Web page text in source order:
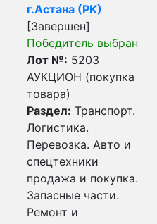
г.Астана (РК)
[Завершен]
Победитель выбран
Лот №: 5203
АУКЦИОН (покупка
товара)
Раздел: Транспорт.
Логистика.
Перевозка. Авто и
спецтехники
продажа и покупка.
Запасные части.
Ремонт и